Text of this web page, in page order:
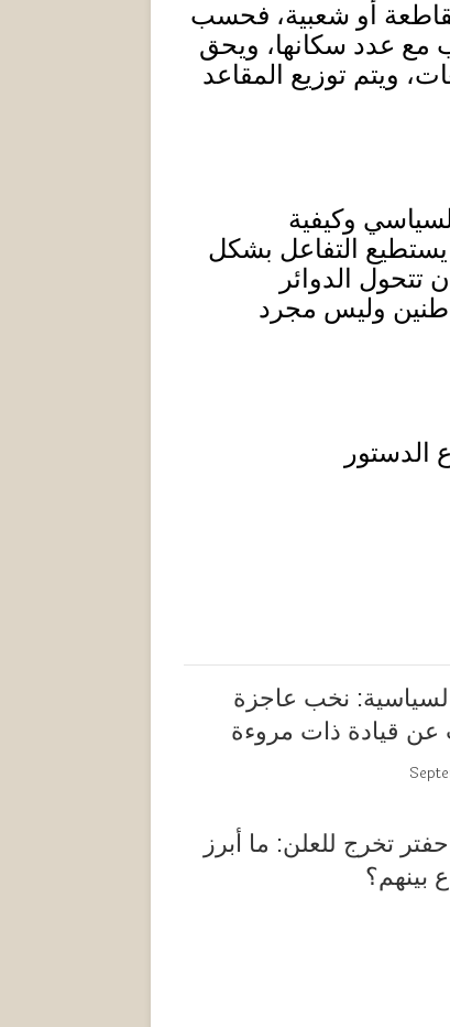
أو شعبية، فحسب
مع عدد سكانها، ويحق
ويتم توزيع المقاعد
وكيفية
يستطيع التفاعل بشكل
تتحول الدوائر
وليس مجرد
الدستور
نخب عاجزة
قيادة ذات مروءة
تخرج للعلن: ما أبرز
بينهم؟